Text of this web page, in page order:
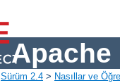
Apache
Sürüm 2.4 > Nasıllar ve